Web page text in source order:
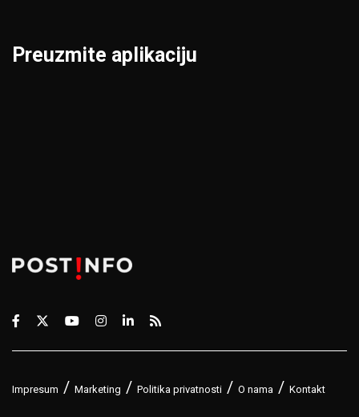
Preuzmite aplikaciju
Impresum Marketing Politika privatnosti O nama Kontakt